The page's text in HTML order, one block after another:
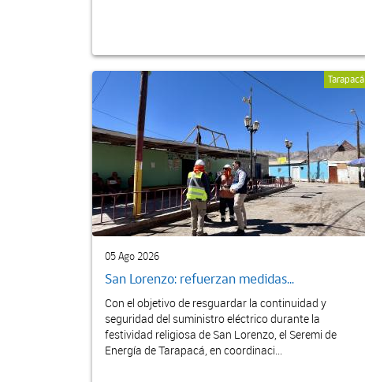
Tarapacá
05 Ago 2026
San Lorenzo: refuerzan medidas...
Con el objetivo de resguardar la continuidad y
seguridad del suministro eléctrico durante la
festividad religiosa de San Lorenzo, el Seremi de
Energía de Tarapacá, en coordinaci...